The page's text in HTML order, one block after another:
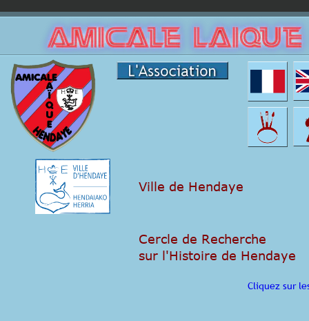
Ville de Hendaye
Cercle de Recherche
sur l'Histoire de Hendaye
Cliquez sur